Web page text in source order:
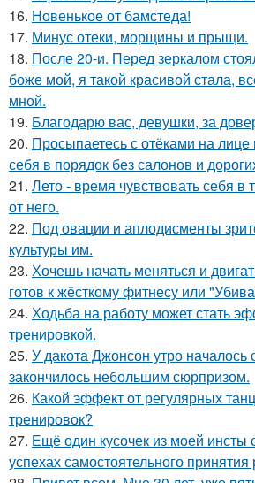
16. Новенькое от бамстеда!
17. Минус отеки, морщины и прыщи.
18. После 20-и. Перед зеркалом
боже мой, я такой красивой стала,
мной.
19. Благодарю вас, девушки, за
20. Просыпаетесь с отёками на лице
себя в порядок без салонов и
21. Лето - время чувствовать себя в
от него.
22. Под овации и аплодисменты
культуры им.
23. Хочешь начать меняться и
готов к жёсткому фитнесу или
24. Ходьба на работу может стать
тренировкой.
25. У дакота Джонсон утро началось
закончилось небольшим сюрпризом.
26. Какой эффект от регулярных
тренировок?
27. Ещё один кусочек из моей
успехах самостоятельного